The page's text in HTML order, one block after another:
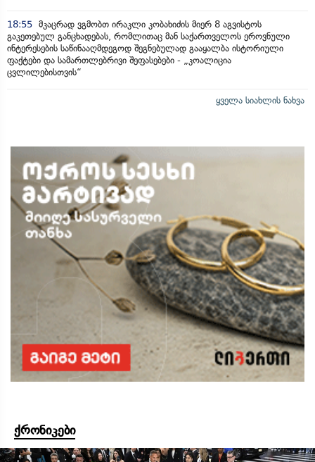
18:55 მკაცრად ვგმობთ ირაკლი კობახიძის მიერ 8 აგვისტოს
გაკეთებულ განცხადებას, რომლითაც მან საქართველოს ეროვნული
ინტერესების საწინააღმდეგოდ შეგნებულად გააყალბა ისტორიული
ფაქტები და სამართლებრივი შეფასებები - „კოალიცია
ცვლილებისთვის“
ყველა სიახლის ნახვა
ქრონიკები